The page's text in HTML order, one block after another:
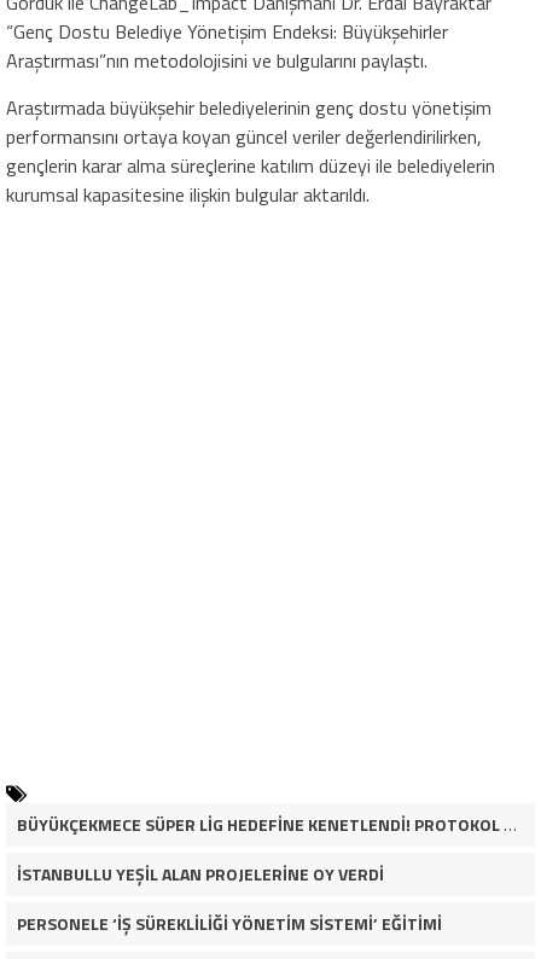
“Genç Dostu Belediye Yönetişim Endeksi: Büyükşehirler
Araştırması”nın metodolojisini ve bulgularını paylaştı.
Araştırmada büyükşehir belediyelerinin genç dostu yönetişim
performansını ortaya koyan güncel veriler değerlendirilirken,
gençlerin karar alma süreçlerine katılım düzeyi ile belediyelerin
kurumsal kapasitesine ilişkin bulgular aktarıldı.
BÜYÜKÇEKMECE SÜPER LİG HEDEFİNE KENETLENDİ! PROTOKOL VE İŞ DÜNYASINDAN BASKETBOL TAKIMINA TAM DESTEK…
İSTANBULLU YEŞİL ALAN PROJELERİNE OY VERDİ
PERSONELE ‘İŞ SÜREKLİLİĞİ YÖNETİM SİSTEMİ’ EĞİTİMİ